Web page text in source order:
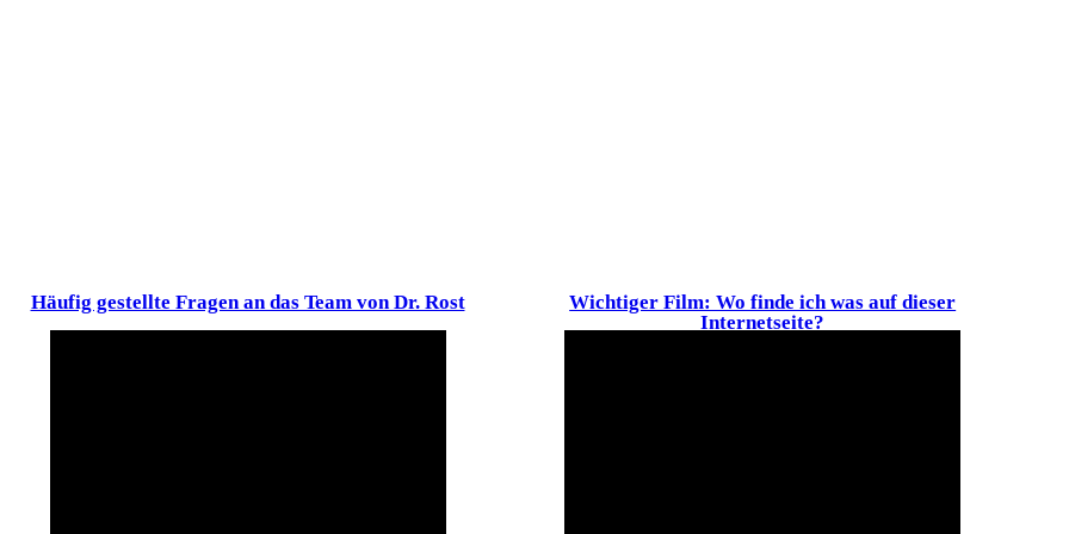
Häufig gestellte Fragen an das Team von Dr. Rost
Wichtiger Film: Wo finde ich was auf dieser
Internetseite?